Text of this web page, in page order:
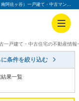
東京都 杉並区阿佐谷南 中古一戸建て・中古住宅｜杉並区(阿佐ヶ谷、南阿佐ヶ谷）一戸建て・中古マンション・土地【誠和不動産販売】
一戸建て・中古住宅の不動産情報
に条件を絞り込む
果一覧